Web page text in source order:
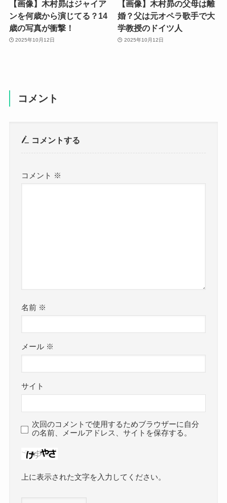
【画像】木村昴はジャイア
ンを何歳から演じてる？14
歳の写真が衝撃！
2025年10月12日
【画像】木村昴の父母は離
婚？父は元オペラ歌手で大
学教授のドイツ人
2025年10月12日
コメント
コメントする
コメント ※
名前 ※
メール ※
サイト
次回のコメントで使用するためブラウザーに自分
の名前、メールアドレス、サイトを保存する。
上に表示された文字を入力してください。